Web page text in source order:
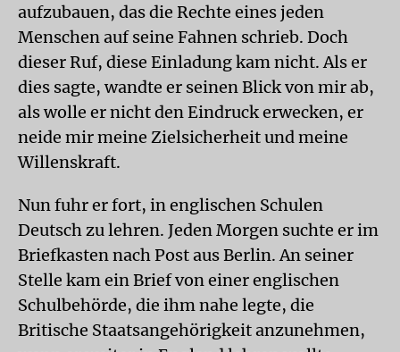
aufzubauen, das die Rechte eines jeden
Menschen auf seine Fahnen schrieb. Doch
dieser Ruf, diese Einladung kam nicht. Als er
dies sagte, wandte er seinen Blick von mir ab,
als wolle er nicht den Eindruck erwecken, er
neide mir meine Zielsicherheit und meine
Willenskraft.
Nun fuhr er fort, in englischen Schulen
Deutsch zu lehren. Jeden Morgen suchte er im
Briefkasten nach Post aus Berlin. An seiner
Stelle kam ein Brief von einer englischen
Schulbehörde, die ihm nahe legte, die
Britische Staatsangehörigkeit anzunehmen,